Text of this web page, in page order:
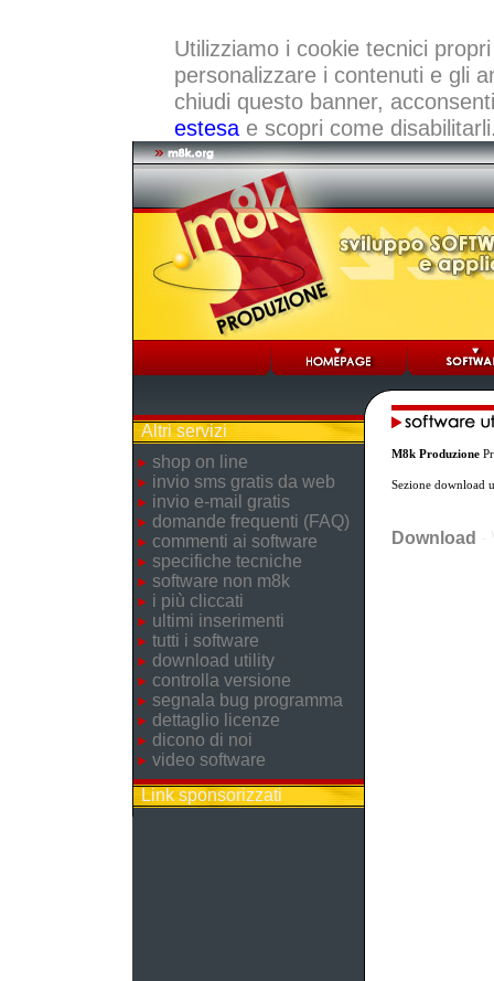
Utilizziamo i cookie tecnici
personalizzare i contenuti e gli
chiudi questo banner,
estesae scopri come
Altri servizi
shop on line
invio sms gratis da web
invio e-mail gratis
domande frequenti (FAQ)
commenti ai software
specifiche tecniche
software non m8k
i più cliccati
ultimi inserimenti
tutti i software
download utility
controlla versione
segnala bug programma
dettaglio licenze
dicono di noi
video software
Link sponsorizzati
M8k Produzione
Sezione download
Download